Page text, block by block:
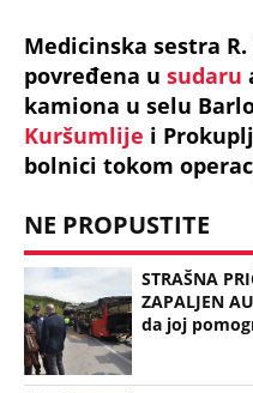
Medicinska sestra R.
povređena u sudaru
kamiona u selu
Kuršumlije i
bolnici tokom
NE PROPUSTITE
STRAŠNA
ZAPALJEN
da joj